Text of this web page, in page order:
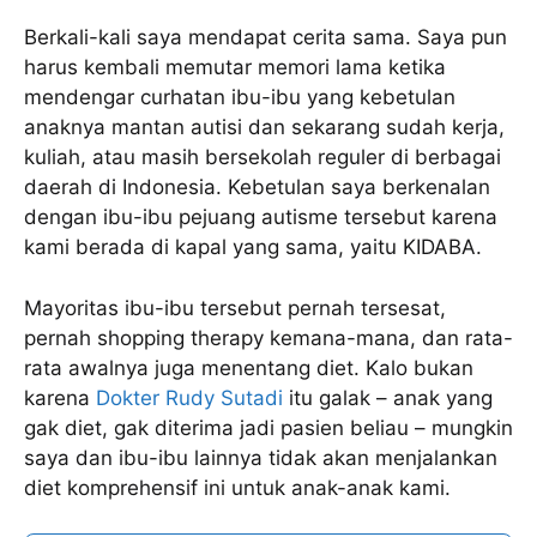
Berkali-kali saya mendapat cerita sama. Saya pun
harus kembali memutar memori lama ketika
mendengar curhatan ibu-ibu yang kebetulan
anaknya mantan autisi dan sekarang sudah kerja,
kuliah, atau masih bersekolah reguler di berbagai
daerah di Indonesia. Kebetulan saya berkenalan
dengan ibu-ibu pejuang autisme tersebut karena
kami berada di kapal yang sama, yaitu KIDABA.
Mayoritas ibu-ibu tersebut pernah tersesat,
pernah shopping therapy kemana-mana, dan rata-
rata awalnya juga menentang diet. Kalo bukan
karena Dokter Rudy Sutadi itu galak – anak yang
gak diet, gak diterima jadi pasien beliau – mungkin
saya dan ibu-ibu lainnya tidak akan menjalankan
diet komprehensif ini untuk anak-anak kami.